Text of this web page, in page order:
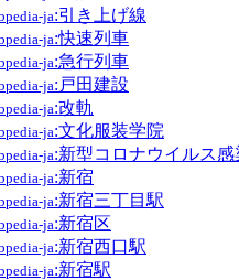
ja:引き上げ線
ja:快速列車
ja:急行列車
ja:戸田建設
ja:改軌
ja:文化服装学院
ja:新型コロナウイルス感
ja:新宿
ja:新宿三丁目駅
ja:新宿区
ja:新宿西口駅
ja:新宿駅